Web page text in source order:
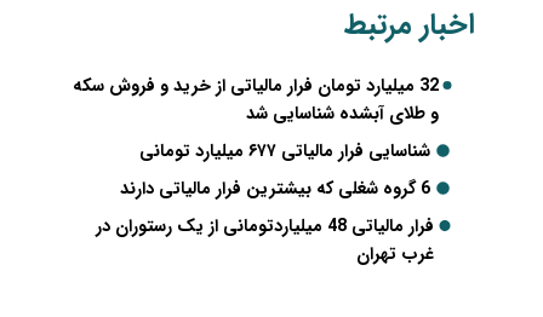
اخبار مرتبط
32 میلیارد تومان فرار مالیاتی از خرید و فروش سکه
و طلای آبشده شناسایی شد
شناسایی فرار مالیاتی ۶۷۷ میلیارد تومانی
6 گروه‌ شغلی که بیشترین فرار مالیاتی دارند
فرار مالیاتی 48 میلیاردتومانی از یک رستوران در
غرب تهران